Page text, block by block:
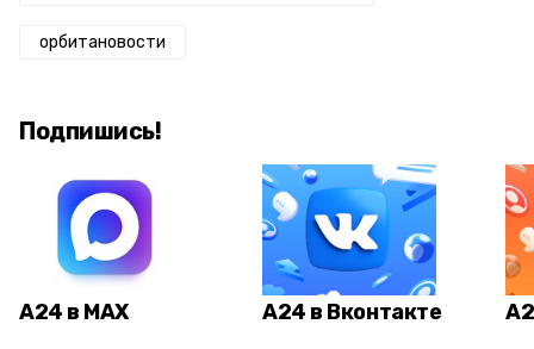
орбитановости
Подпишись!
А24 в MAX А24 в Вконтакте